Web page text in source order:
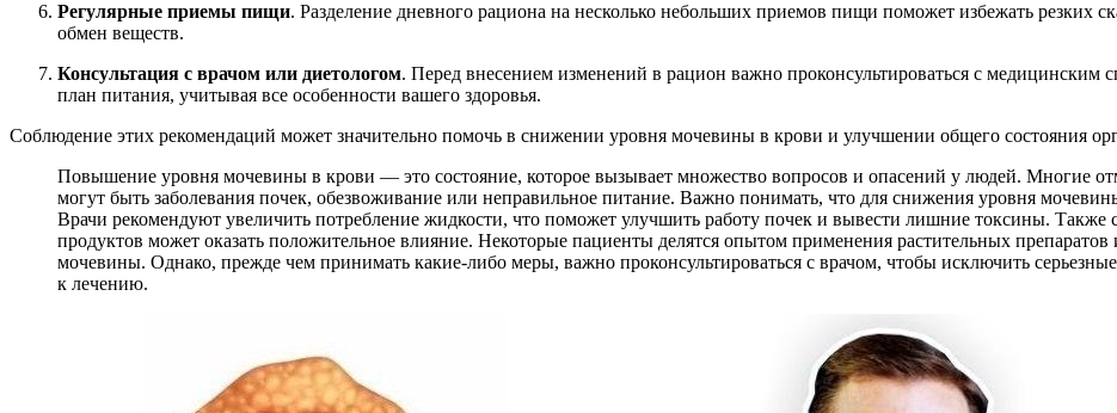
Регулярные приемы пищи. Разделение дневного рациона на несколько небольших приемов пищи поможет избежать резких
обмен веществ.
Консультация с врачом или диетологом. Перед внесением изменений в рацион важно проконсультироваться с
план питания, учитывая все особенности вашего здоровья.
Соблюдение этих рекомендаций может значительно помочь в снижении уровня мочевины в крови и улучшении общего состояния
Повышение уровня мочевины в крови — это состояние, которое вызывает множество вопросов и опасений у людей. Многие
могут быть заболевания почек, обезвоживание или неправильное питание. Важно понимать, что для снижения уровня
Врачи рекомендуют увеличить потребление жидкости, что поможет улучшить работу почек и вывести лишние токсины. Также
продуктов может оказать положительное влияние. Некоторые пациенты делятся опытом применения растительных
мочевины. Однако, прежде чем принимать какие-либо меры, важно проконсультироваться с врачом, чтобы исключить
к лечению.